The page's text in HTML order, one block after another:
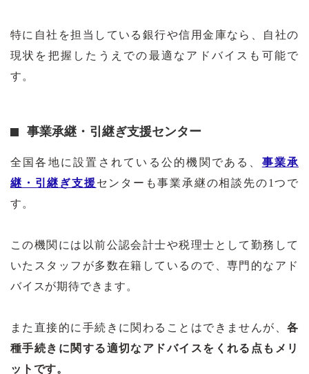
特に自社を担当している銀行や信用金庫なら、自社の
現状を把握したうえでの最適なアドバイスも可能で
す。
事業承継・引継ぎ支援センター
全国各地に設置されている公的機関である、 事業承
継・引継ぎ支援センターも事業承継の相談先の1つで
す。
この機関には以前公認会計士や税理士として勤務して
いたスタッフが多数在籍しているので、専門的なアド
バイスが期待できます。
また直接的に手続きに関わることはできませんが、各
種手続きに関する適切なアドバイスをくれる点もメリ
ットです。